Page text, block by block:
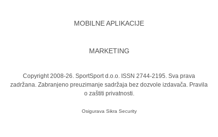
MOBILNE APLIKACIJE
MARKETING
Copyright 2008-26. SportSport d.o.o. ISSN 2744-2195. Sva prava
zadržana. Zabranjeno preuzimanje sadržaja bez dozvole izdavača. Pravila
o zaštiti privatnosti.
Osigurava Sikra Security